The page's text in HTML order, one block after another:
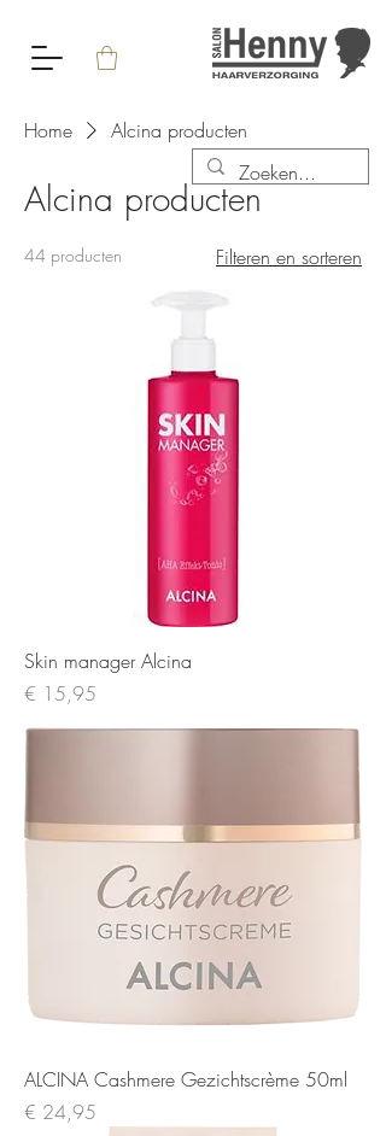
Home Alcina producten
Alcina producten
44 producten Filteren en sorteren
Skin manager Alcina
Prijs
€ 15,95
ALCINA Cashmere Gezichtscrème 50ml
Prijs
€ 24,95